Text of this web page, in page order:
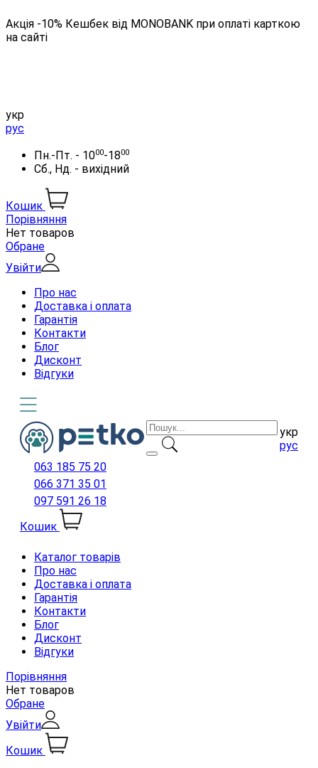
Акція -10% Кешбек від MONOBANK при оплаті карткою
на сайті
укр
рус
Пн.-Пт. - 1000-1800
Сб., Нд. - вихідний
Кошик
Порівняння
Нет товаров
Обране
Увійти
Про нас
Доставка і оплата
Гарантія
Контакти
Блог
Дисконт
Відгуки
укр
рус
063 185 75 20
066 371 35 01
097 591 26 18
Кошик
Каталог товарів
Про нас
Доставка і оплата
Гарантія
Контакти
Блог
Дисконт
Відгуки
Порівняння
Нет товаров
Обране
Увійти
Кошик